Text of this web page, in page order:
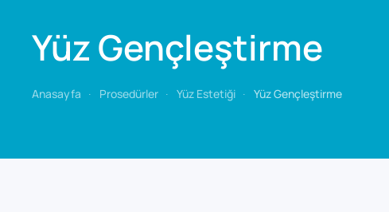
Yüz Gençleştirme
Anasayfa Prosedürler Yüz Estetiği Yüz Gençleştirme